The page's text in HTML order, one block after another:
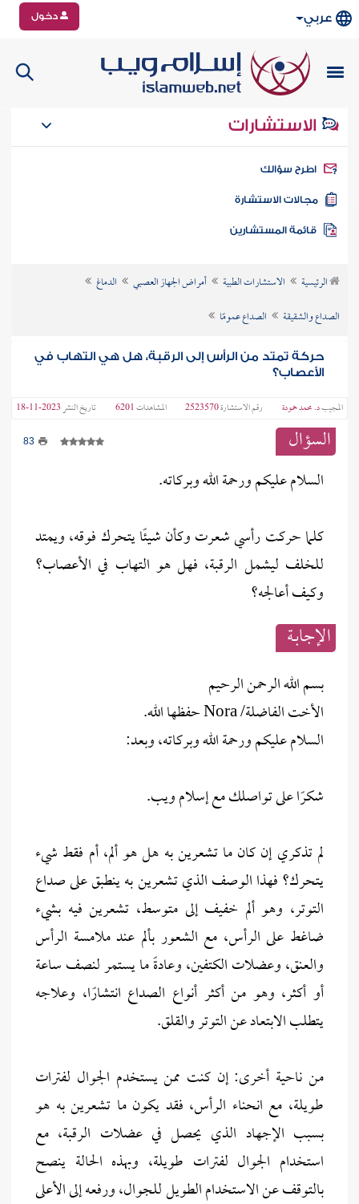
عربي دخول
الاستشارات
سؤالك
الاستشارة
الرئيسية الاستشارات الطبية أمراض الجهاز العصبي
الدماغ
الصداع والشقيقة
الصداع عمومًا
حركة تمتد من الرأس إلى الرقبة، هل هي التهاب في
الأعصاب؟
المجيبد. محمد حمودة رقم الاستشارة2523570 المشاهدات6201 تاريخ النشر2023-11-18
السؤال 83
السلام عليكم ورحمة الله وبركاته.
كلما حركت رأسي شعرت وكأن شيئًا يتحرك فوقه، ويمتد
للخلف ليشمل الرقبة، فهل هو التهاب في الأعصاب؟
وكيف أعالجه؟
الإجابــة
بسم الله الرحمن الرحيم
الأخت الفاضلة/ Nora حفظها الله.
السلام عليكم ورحمة الله وبركاته، وبعد:
شكرًا على تواصلك مع إسلام ويب.
لم تذكري إن كان ما تشعرين به هل هو ألم، أم فقط شيء
يتحرك؟ فهذا الوصف الذي تشعرين به ينطبق على صداع
التوتر، وهو ألم خفيف إلى متوسط، تشعرين فيه بشيء
ضاغط على الرأس، مع الشعور بألم عند ملامسة الرأس
والعنق، وعضلات الكتفين، وعادةً ما يستمر لنصف ساعة
أو أكثر، وهو من أكثر أنواع الصداع انتشارًا، وعلاجه
يتطلب الابتعاد عن التوتر والقلق.
من ناحية أخرى: إن كنت ممن يستخدم الجوال لفترات
طويلة، مع انحناء الرأس، فقد يكون ما تشعرين به هو
بسبب الإجهاد الذي يحصل في عضلات الرقبة، مع
استخدام الجوال لفترات طويلة، وبهذه الحالة ينصح
بالتوقف عن الاستخدام الطويل للجوال، ورفعه إلى الأعلى